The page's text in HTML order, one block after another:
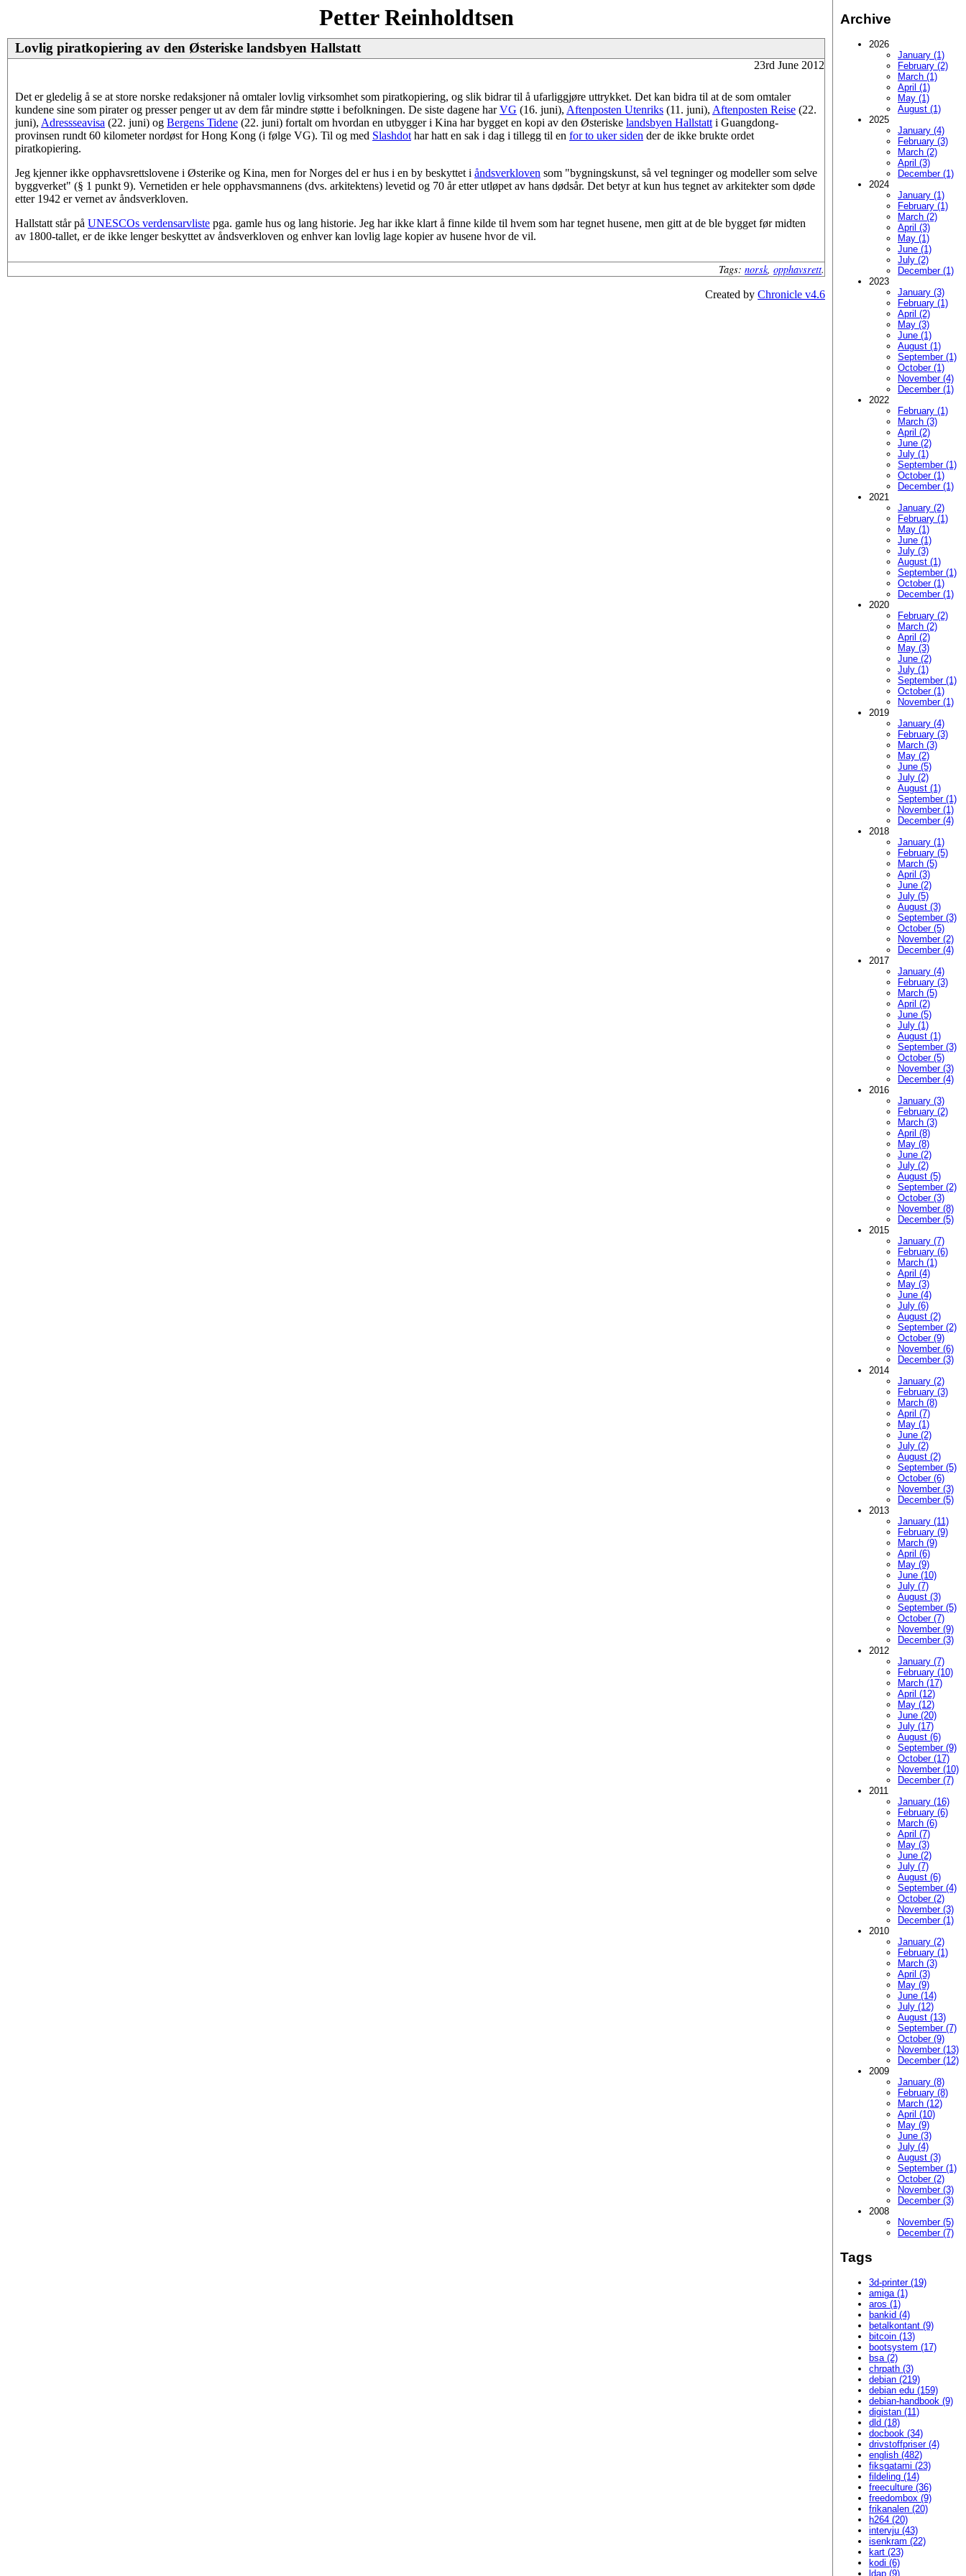
Petter Reinholdtsen
Lovlig piratkopiering av den Østeriske landsbyen Hallstatt
23rd June 2012
Det er gledelig å se at store norske redaksjoner nå omtaler lovlig virksomhet som piratkopiering, og slik bidrar til å ufarliggjøre uttrykket. Det kan bidra til at de som omtaler
kundene sine som pirater og presser penger ut av dem får mindre støtte i befolkningen. De siste dagene harVG (16. juni), Aftenposten Utenriks (11. juni), Aftenposten Reise (22.
juni), Adressseavisa (22. juni) og Bergens Tidene (22. juni) fortalt om hvordan en utbygger i Kina har bygget en kopi av den Østeriske landsbyen Hallstatt i Guangdong-
provinsen rundt 60 kilometer nordøst for Hong Kong (i følge VG). Til og med Slashdot har hatt en sak i dag i tillegg til en for to uker siden der de ikke brukte ordet
piratkopiering.
Jeg kjenner ikke opphavsrettslovene i Østerike og Kina, men for Norges del er hus i en by beskyttet i åndsverkloven som "bygningskunst, så vel tegninger og modeller som selve
byggverket" (§ 1 punkt 9). Vernetiden er hele opphavsmannens (dvs. arkitektens) levetid og 70 år etter utløpet av hans dødsår. Det betyr at kun hus tegnet av arkitekter som døde
etter 1942 er vernet av åndsverkloven.
Hallstatt står på UNESCOs verdensarvliste pga. gamle hus og lang historie. Jeg har ikke klart å finne kilde til hvem som har tegnet husene, men gitt at de ble bygget før midten
av 1800-tallet, er de ikke lenger beskyttet av åndsverkloven og enhver kan lovlig lage kopier av husene hvor de vil.
Tags: norsk, opphavsrett.
Archive
2026
January (1)
February (2)
March (1)
April (1)
May (1)
August (1)
2025
January (4)
February (3)
March (2)
April (3)
December (1)
2024
January (1)
February (1)
March (2)
April (3)
May (1)
June (1)
July (2)
December (1)
2023
January (3)
February (1)
April (2)
May (3)
June (1)
August (1)
September (1)
October (1)
November (4)
December (1)
2022
February (1)
March (3)
April (2)
June (2)
July (1)
September (1)
October (1)
December (1)
2021
January (2)
February (1)
May (1)
June (1)
July (3)
August (1)
September (1)
October (1)
December (1)
2020
February (2)
March (2)
April (2)
May (3)
June (2)
July (1)
September (1)
October (1)
November (1)
2019
January (4)
February (3)
March (3)
May (2)
June (5)
July (2)
August (1)
September (1)
November (1)
December (4)
2018
January (1)
February (5)
March (5)
April (3)
June (2)
July (5)
August (3)
September (3)
October (5)
November (2)
December (4)
2017
January (4)
February (3)
March (5)
April (2)
June (5)
July (1)
August (1)
September (3)
October (5)
November (3)
December (4)
2016
January (3)
February (2)
March (3)
April (8)
May (8)
June (2)
July (2)
August (5)
September (2)
October (3)
November (8)
December (5)
2015
January (7)
February (6)
March (1)
April (4)
May (3)
June (4)
July (6)
August (2)
September (2)
October (9)
November (6)
December (3)
2014
January (2)
February (3)
March (8)
April (7)
May (1)
June (2)
July (2)
August (2)
September (5)
October (6)
November (3)
December (5)
2013
January (11)
February (9)
March (9)
April (6)
May (9)
June (10)
July (7)
August (3)
September (5)
October (7)
November (9)
December (3)
2012
January (7)
February (10)
March (17)
April (12)
May (12)
June (20)
July (17)
August (6)
September (9)
October (17)
November (10)
December (7)
2011
January (16)
February (6)
March (6)
April (7)
May (3)
June (2)
July (7)
August (6)
September (4)
October (2)
November (3)
December (1)
2010
January (2)
February (1)
March (3)
April (3)
May (9)
June (14)
July (12)
August (13)
September (7)
October (9)
November (13)
December (12)
2009
January (8)
February (8)
March (12)
April (10)
May (9)
June (3)
July (4)
August (3)
September (1)
October (2)
November (3)
December (3)
2008
November (5)
December (7)
Tags
3d-printer (19)
amiga (1)
aros (1)
bankid (4)
betalkontant (9)
bitcoin (13)
bootsystem (17)
bsa (2)
chrpath (3)
debian (219)
debian edu (159)
debian-handbook (9)
digistan (11)
dld (18)
docbook (34)
drivstoffpriser (4)
english (482)
fiksgatami (23)
fildeling (14)
freeculture (36)
freedombox (9)
frikanalen (20)
h264 (20)
intervju (43)
isenkram (22)
kart (23)
kodi (6)
ldap (9)
Created by Chronicle v4.6